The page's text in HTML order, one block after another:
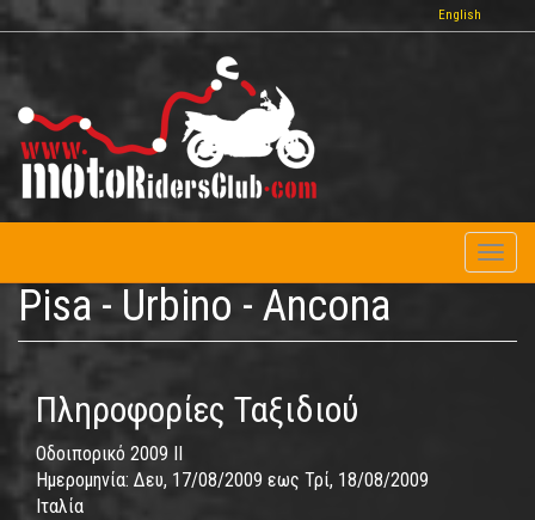
Παράκαμψη
προς
περιεχόμενο
English
Pisa - Urbino - Ancona
Πληροφορίες Ταξιδιού
Οδοιπορικό 2009 II
Ημερομηνία: Δευ, 17/08/2009 εως Τρί, 18/08/2009
Ιταλία